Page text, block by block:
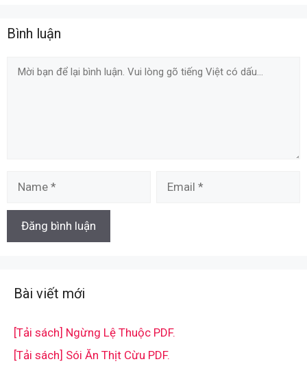
Bình luận
Comment
Bài viết mới
[Tải sách] Ngừng Lệ Thuộc PDF.
[Tải sách] Sói Ăn Thịt Cừu PDF.